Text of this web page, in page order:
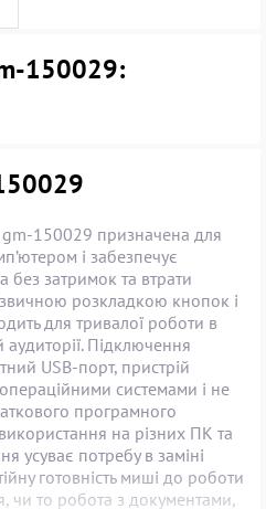
150029:
150029 призначена для
і забезпечує
без затримок та втрати
розкладкою кнопок і
для тривалої роботи в
аудиторії. Підключення
USB-порт, пристрій
системами і не
програмного
на різних ПК та
усуває потребу в заміні
готовність миші до роботи
чи то робота з документами,